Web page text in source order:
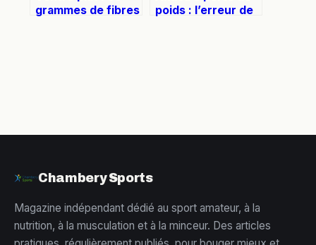
grammes de fibres
poids : l’erreur de
Chambery Sports
Magazine indépendant dédié au sport amateur, à la
nutrition, à la musculation et à la minceur. Des articles